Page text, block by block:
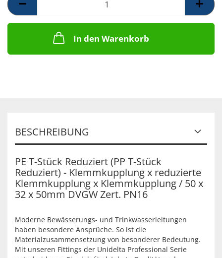
In den Warenkorb
BESCHREIBUNG
PE T-Stück Reduziert (PP T-Stück
Reduziert) - Klemmkupplung x reduzierte
Klemmkupplung x Klemmkupplung / 50 x
32 x 50mm DVGW Zert. PN16
Moderne Bewässerungs- und Trinkwasserleitungen
haben besondere Ansprüche. So ist die
Materialzusammensetzung von besonderer Bedeutung.
Mit unseren Fittings der Unidelta Professional Serie